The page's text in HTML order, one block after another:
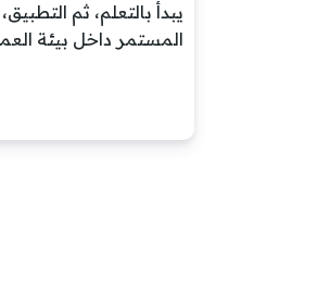
يبدأ بالتعلم، ثم
المستمر داخل بيئة